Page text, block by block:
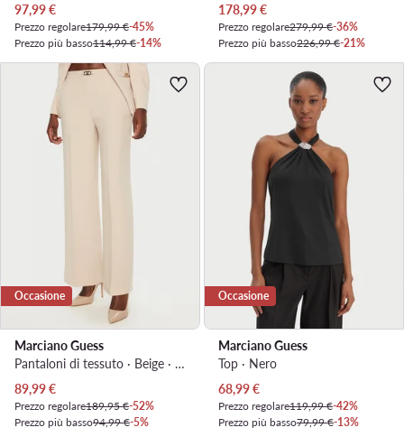
Prezzo attuale
97,99€
Prezzo regolare179,99 €-45%
Prezzo più basso114,99 €-14%
Prezzo attuale
178,99€
Prezzo regolare279,99 €-36%
Prezzo più basso226,99 €-21%
Occasione
Marciano Guess
Pantaloni di tessuto · Beige · Regular Fit
Prezzo attuale
89,99€
Prezzo regolare189,95 €-52%
Prezzo più basso94,99 €-5%
Occasione
Marciano Guess
Top · Nero
Prezzo attuale
68,99€
Prezzo regolare119,99 €-42%
Prezzo più basso79,99 €-13%